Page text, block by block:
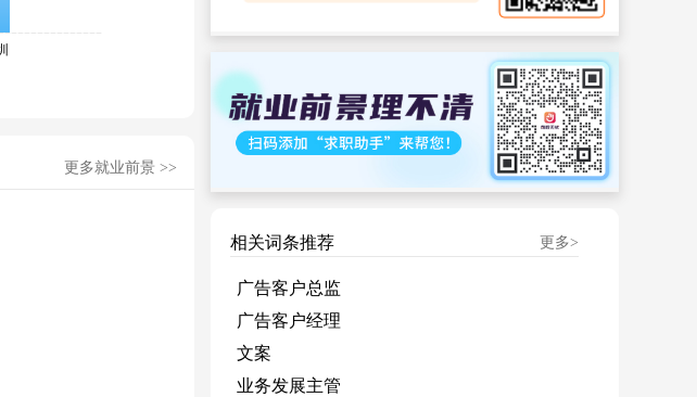
更多就业前景 >>
相关词条推荐 更多>
广告客户总监
广告客户经理
文案
业务发展主管